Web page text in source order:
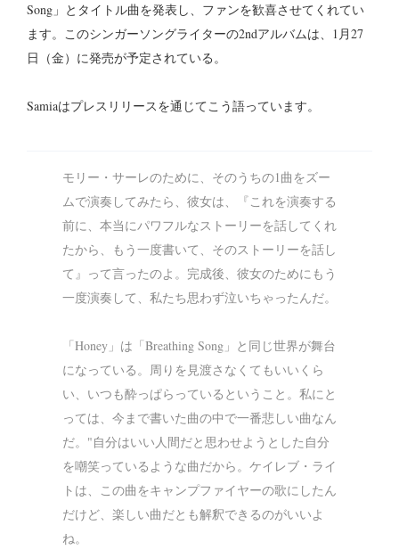
Song」とタイトル曲を発表し、ファンを歓喜させてくれてい
ます。このシンガーソングライターの2ndアルバムは、1月27
日（金）に発売が予定されている。
Samiaはプレスリリースを通じてこう語っています。
モリー・サーレのために、そのうちの1曲をズー
ムで演奏してみたら、彼女は、『これを演奏する
前に、本当にパワフルなストーリーを話してくれ
たから、もう一度書いて、そのストーリーを話し
て』って言ったのよ。完成後、彼女のためにもう
一度演奏して、私たち思わず泣いちゃったんだ。
「Honey」は「Breathing Song」と同じ世界が舞台
になっている。周りを見渡さなくてもいいくら
い、いつも酔っぱらっているということ。私にと
っては、今まで書いた曲の中で一番悲しい曲なん
だ。"自分はいい人間だと思わせようとした自分
を嘲笑っているような曲だから。ケイレブ・ライ
トは、この曲をキャンプファイヤーの歌にしたん
だけど、楽しい曲だとも解釈できるのがいいよ
ね。